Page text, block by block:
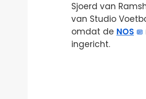
Sjoerd van
van Studio
omdat de NOS
ingericht.